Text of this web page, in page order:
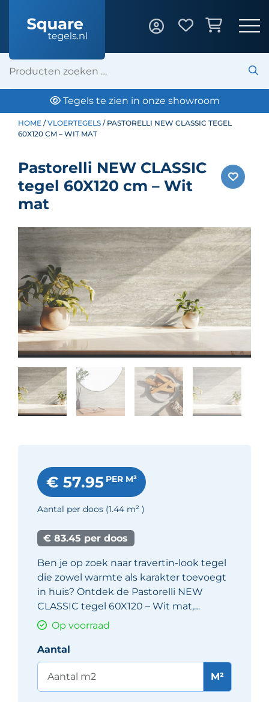
Tegels te zien in onze showroom
HOME /VLOERTEGELS / PASTORELLI NEW CLASSIC TEGEL
60X120 CM – WIT MAT
Pastorelli NEW CLASSIC
tegel 60X120 cm – Wit
mat
€ 57.95 PER M²
Aantal per doos (1.44 m² )
€ 83.45 per doos
Ben je op zoek naar travertin-look tegel
die zowel warmte als karakter toevoegt
in huis? Ontdek de Pastorelli NEW
CLASSIC tegel 60X120 – Wit mat,…
Op voorraad
Aantal
M²